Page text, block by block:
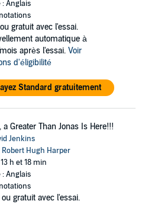
: Anglais
ou gratuit avec l'essai.
automatique à
après l'essai. Voir
d'éligibilité
Standard gratuitement
a Greater Than Jonas Is Here!!!
Jenkins
Robert Hugh Harper
h et 18 min
: Anglais
ou gratuit avec l'essai.